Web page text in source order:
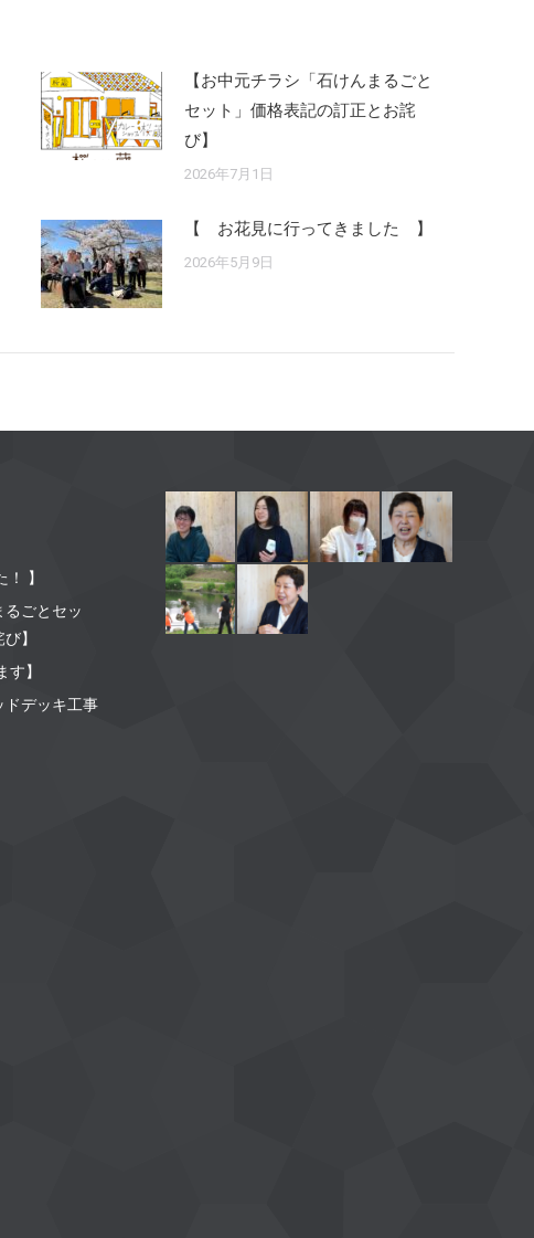
【お中元チラシ「石けんまるごと
セット」価格表記の訂正とお詫
び】
2026年7月1日
【 お花見に行ってきました 】
2026年5月9日
】
るごとセッ
】
】
ドデッキ工事